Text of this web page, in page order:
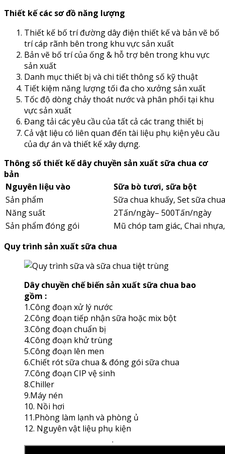
Thiết kế các sơ đồ năng lượng
Thiết kế bố trí đường dây điện thiết kế và bản vẽ bố
trí cáp rãnh bên trong khu vực sản xuất
Bản vẽ bố trí của ống & hỗ trợ bên trong khu vực
sản xuất
Danh mục thiết bị và chi tiết thông số kỹ thuật
Tiết kiệm năng lượng tối đa cho xưởng sản xuất
Tốc độ dòng chảy thoát nước và phân phối tại khu
vực sản xuất
Đang tải các yêu cầu của tất cả các trang thiết bị
Cả vật liệu có liên quan đến tài liệu phụ kiện yêu cầu
của dự án và thiết kế xây dựng.
Thông số thiết kế dây chuyền sản xuất sữa chua cơ
bản
Nguyên liệu vào
Sữa bò tươi, sữa bột
Sản phẩm
Sữa chua khuấy, Set sữa
Năng suất
2Tấn/ngày– 500Tấn/ngày
Sản phẩm đóng gói
Mũ chóp tam giác, Chai
Quy trình sản xuất sữa chua
Dây chuyền chế biến sản xuất sữa chua bao
gồm :
1.Công đoạn xử lý nước
2.Công đoạn tiếp nhận sữa hoặc mix bột
3.Công đoạn chuẩn bị
4.Công đoạn khử trùng
5.Công đoạn lên men
6.Chiết rót sữa chua & đóng gói sữa chua
7.Công đoạn CIP vệ sinh
8.Chiller
9.Máy nén
10. Nồi hơi
11.Phòng làm lạnh và phòng ủ
12. Nguyên vật liệu phụ kiện
.